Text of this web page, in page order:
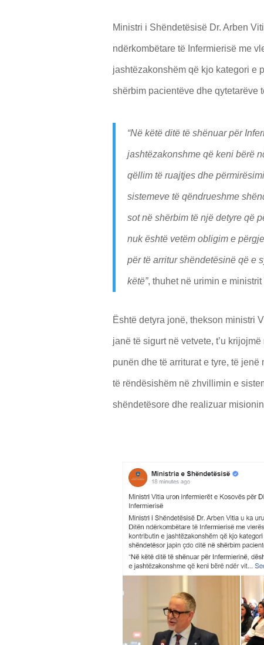
Ministri i Shëndetësisë Dr. Arben
ndërkombëtare të Infermierisë me
jashtëzakonshëm që kjo kategori e
shërbim pacientëve dhe qytetarëve
“Në këtë ditë të shënuar për
jashtëzakonshme që keni bërë
qëllim të ruajtjes dhe
sistemeve të qëndrueshme
sot në shërbim të një detyre që
nuk është vetëm obligim e
për të arritur shëndetësinë që e
këtë”, thuhet në urimin e
Është detyra jonë, thekson ministri
janë të sigurt në vetvete, t’u
punën dhe të arriturat e tyre, të
të rëndësishëm në zhvillimin e
shëndetësore dhe realizuar